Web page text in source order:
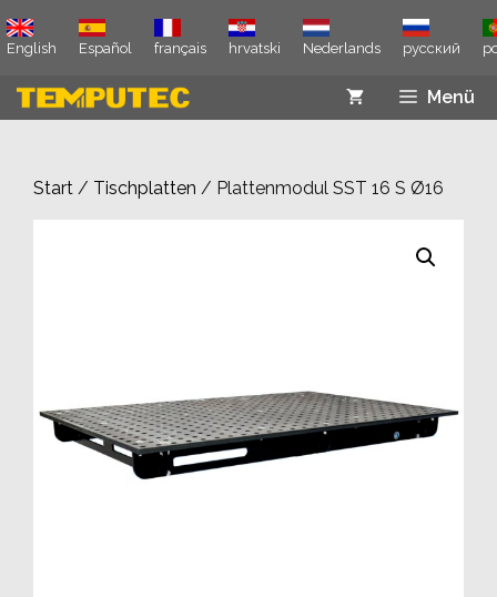
Inhalt
English Español français hrvatski Nederlands русский
Menü
Start / Tischplatten / Plattenmodul SST 16 S Ø16